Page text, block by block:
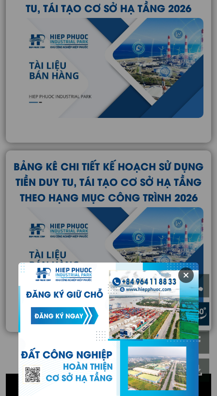
TU, TÁI TẠO CƠ SỞ HẠ TẦNG 2026
BẢNG KÊ CHI TIẾT KẾ HOẠCH SỬ DỤNG
TIỀN DUY TU, TÁI TẠO CƠ SỞ HẠ TẦNG
THEO HẠNG MỤC CÔNG TRÌNH 2026
Xem chi tiết